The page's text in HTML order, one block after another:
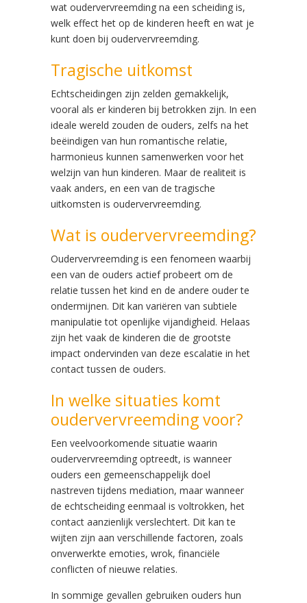
wat oudervervreemding na een scheiding is,
welk effect het op de kinderen heeft en wat je
kunt doen bij oudervervreemding.
Tragische uitkomst
Echtscheidingen zijn zelden gemakkelijk,
vooral als er kinderen bij betrokken zijn. In een
ideale wereld zouden de ouders, zelfs na het
beëindigen van hun romantische relatie,
harmonieus kunnen samenwerken voor het
welzijn van hun kinderen. Maar de realiteit is
vaak anders, en een van de tragische
uitkomsten is oudervervreemding.
Wat is oudervervreemding?
Oudervervreemding is een fenomeen waarbij
een van de ouders actief probeert om de
relatie tussen het kind en de andere ouder te
ondermijnen. Dit kan variëren van subtiele
manipulatie tot openlijke vijandigheid. Helaas
zijn het vaak de kinderen die de grootste
impact ondervinden van deze escalatie in het
contact tussen de ouders.
In welke situaties komt
oudervervreemding voor?
Een veelvoorkomende situatie waarin
oudervervreemding optreedt, is wanneer
ouders een gemeenschappelijk doel
nastreven tijdens mediation, maar wanneer
de echtscheiding eenmaal is voltrokken, het
contact aanzienlijk verslechtert. Dit kan te
wijten zijn aan verschillende factoren, zoals
onverwerkte emoties, wrok, financiële
conflicten of nieuwe relaties.
In sommige gevallen gebruiken ouders hun